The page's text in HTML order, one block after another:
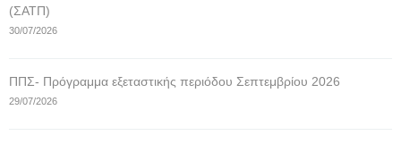
(ΣΑΤΠ)
30/07/2026
ΠΠΣ- Πρόγραμμα εξεταστικής περιόδου Σεπτεμβρίου 2026
29/07/2026